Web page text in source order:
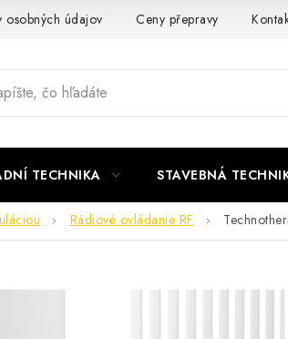
osobných údajov Ceny přepravy
TECHNIKA STAVEBNÁ
Rádiové ovládanie RF